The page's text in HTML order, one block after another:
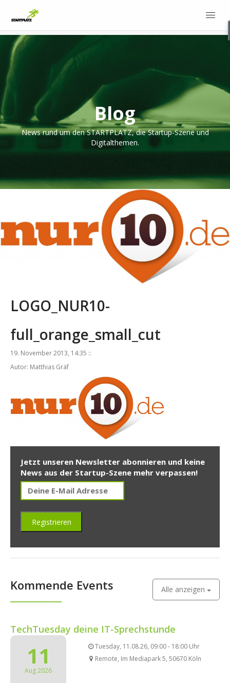
Blog
News rund um den STARTPLATZ, die Startup-Szene und
Digitalthemen.
LOGO_NUR10-
full_orange_small_cut
19. November 2013, 14:35 ::
Autor: Matthias Gräf
Jetzt unseren Newsletter abonnieren und keine
News aus der Startup-Szene mehr verpassen!
Kommende Events Alle anzeigen
TechTuesday deine IT-Sprechstunde
11
Aug 2026
Tuesday, 11.08.26, 09:00 - 18:00 Uhr
Remote, Im Mediapark 5, 50670 Köln